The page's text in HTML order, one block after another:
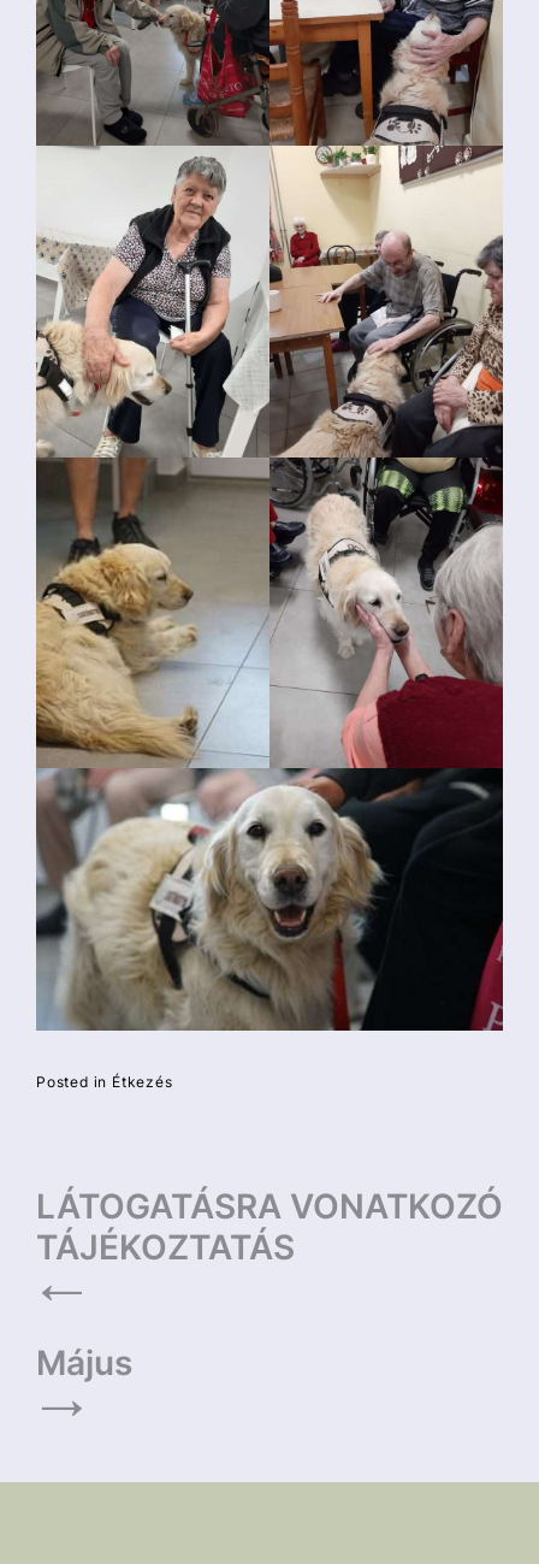
Posted in Étkezés
Bejegyzés
navigáció
LÁTOGATÁSRA VONATKOZÓ
TÁJÉKOZTATÁS
Május